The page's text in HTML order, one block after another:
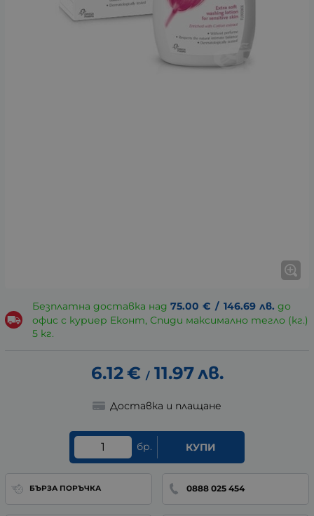
Безплатна доставка над 75.00 € / 146.69 лв. до
офис с куриер Еконт, Спиди максимално тегло (кг.)
5 кг.
6.12€ / 11.97лв.
Доставка и плащане
бр. КУПИ
БЪРЗА ПОРЪЧКА 0888 025 454